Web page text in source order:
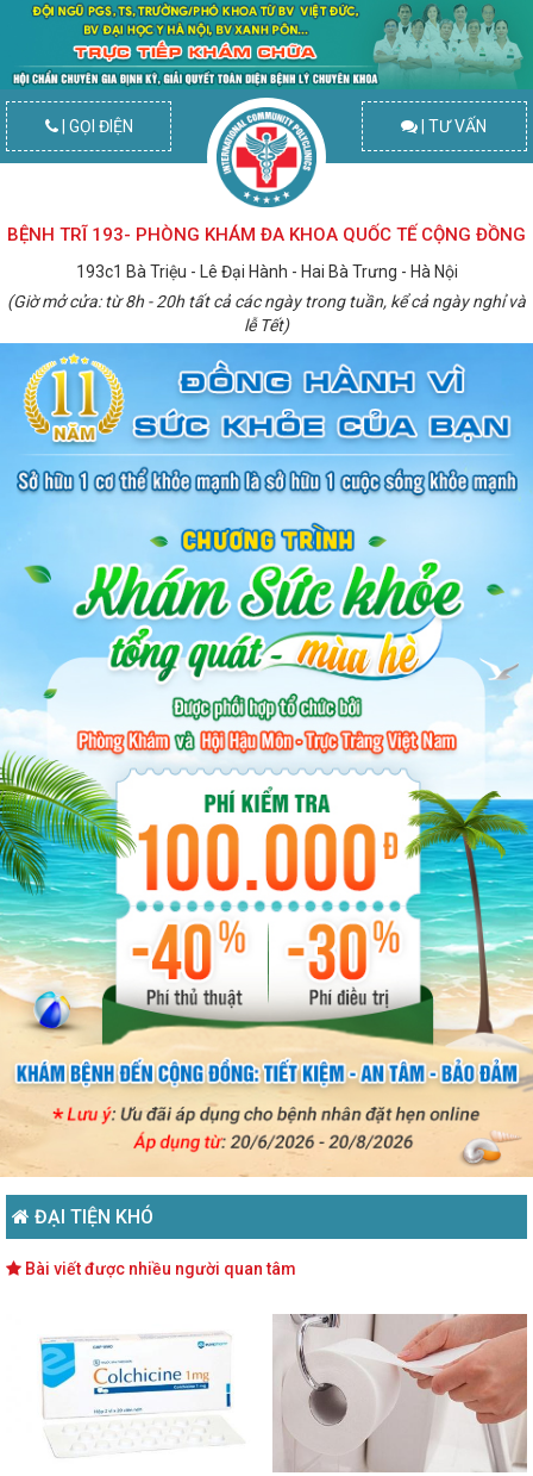
| GỌI ĐIỆN | TƯ VẤN
BỆNH TRĨ 193- PHÒNG KHÁM ĐA KHOA QUỐC TẾ CỘNG ĐỒNG
193c1 Bà Triệu - Lê Đại Hành - Hai Bà Trưng - Hà Nội
(Giờ mở cửa: từ 8h - 20h tất cả các ngày trong tuần, kể cả ngày nghỉ và
lễ Tết)
ĐẠI TIỆN KHÓ
Bài viết được nhiều người quan tâm